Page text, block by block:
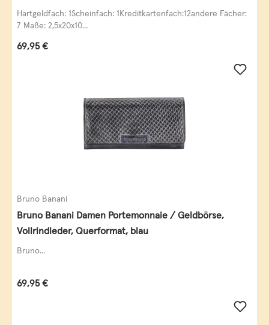
Leder
Hartgeldfach: 1Scheinfach: 1Kreditkartenfach:12andere Fächer:
7 Maße: 2,5x20x10...
Regulärer Preis:
69,95 €
Bruno Banani
Bruno Banani Damen Portemonnaie / Geldbörse,
Vollrindleder, Querformat, blau
Bruno...
Regulärer Preis:
69,95 €